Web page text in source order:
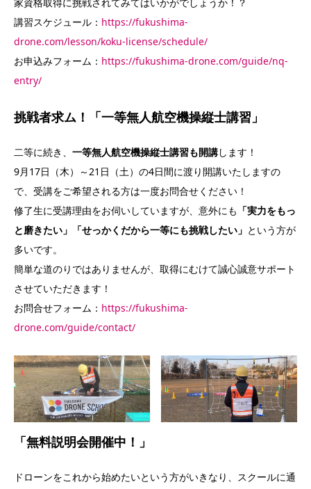
講習スケジュール： https://fukushima-
drone.com/lesson/koku-license/schedule/
お申込みフォーム： https://fukushima-drone.com/guide/nq-
entry/
挑戦者求ム！「一等無人航空機操縦士講習」
二等に続き、 一等無人航空機操縦士講習も開講します！
9月17日（木）～21日（土）の4日間に渡り開講いたしますの
で、受講をご希望される方は一度お問合せください！
修了生に受講理由をお伺いしていますが、意外にも 「実力をもっ
と磨きたい」「せっかくだから一等にも挑戦したい」 という方が
多いです。
簡単な道のりではありませんが、取得にむけて誠心誠意サポート
させていただきます！
お問合せフォーム： https://fukushima-
drone.com/guide/contact/
「無料説明会開催中！」
ドローンをこれから始めたいという方がいきなり、スクールに通